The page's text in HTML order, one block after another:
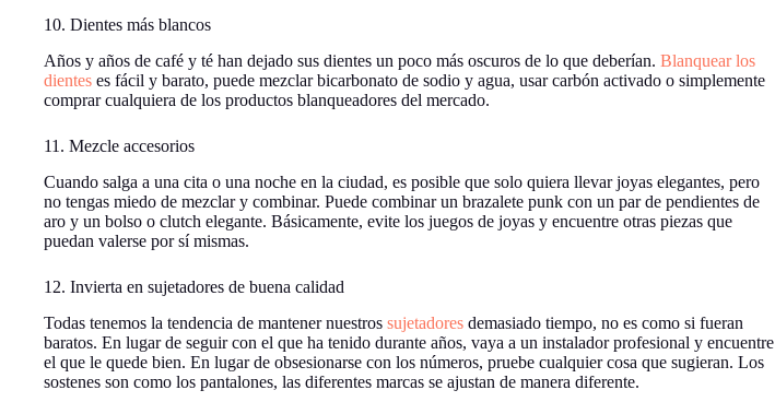
10. Dientes más blancos
Años y años de café y té han dejado sus dientes un poco más oscuros de lo que deberían. Blanquear los
dientes es fácil y barato, puede mezclar bicarbonato de sodio y agua, usar carbón activado o simplemente
comprar cualquiera de los productos blanqueadores del mercado.
11. Mezcle accesorios
Cuando salga a una cita o una noche en la ciudad, es posible que solo quiera llevar joyas elegantes, pero
no tengas miedo de mezclar y combinar. Puede combinar un brazalete punk con un par de pendientes de
aro y un bolso o clutch elegante. Básicamente, evite los juegos de joyas y encuentre otras piezas que
puedan valerse por sí mismas.
12. Invierta en sujetadores de buena calidad
Todas tenemos la tendencia de mantener nuestros sujetadores demasiado tiempo, no es como si fueran
baratos. En lugar de seguir con el que ha tenido durante años, vaya a un instalador profesional y encuentre
el que le quede bien. En lugar de obsesionarse con los números, pruebe cualquier cosa que sugieran. Los
sostenes son como los pantalones, las diferentes marcas se ajustan de manera diferente.